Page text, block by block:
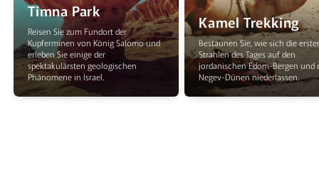
Timna Park
Reisen Sie zum Fundort der
Kupferminen von König Salomo und
erleben Sie einige der
spektakulärsten geologischen
Phänomene in Israel.
Kamel Trekking
Bestaunen Sie, wie sich die
Strahlen des Tages auf den
jordanischen Edom-Bergen und
Negev-Dünen niederlassen.